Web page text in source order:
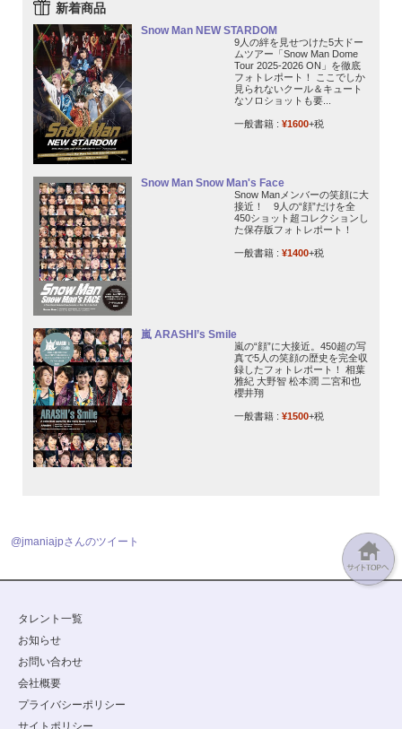
新着商品
Snow Man NEW STARDOM
9人の絆を見せつけた5大ドー
ムツアー「Snow Man Dome
Tour 2025-2026 ON」を徹底
フォトレポート！ ここでしか
見られないクール＆キュート
なソロショットも要...
一般書籍 : ¥1600+税
Snow Man Snow Man's Face
Snow Manメンバーの笑顔に大
接近！ 9人の“顔”だけを全
450ショット超コレクションし
た保存版フォトレポート！
一般書籍 : ¥1400+税
嵐 ARASHI’s Smile
嵐の“顔”に大接近。450超の写
真で5人の笑顔の歴史を完全収
録したフォトレポート！ 相葉
雅紀 大野智 松本潤 二宮和也
櫻井翔
一般書籍 : ¥1500+税
@jmaniajpさんのツイート
タレント一覧
お知らせ
お問い合わせ
会社概要
プライバシーポリシー
サイトポリシー